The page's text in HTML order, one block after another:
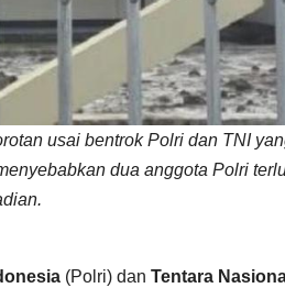
usai bentrok Polri dan TNI
dua anggota Polri
(Polri) dan Tentara